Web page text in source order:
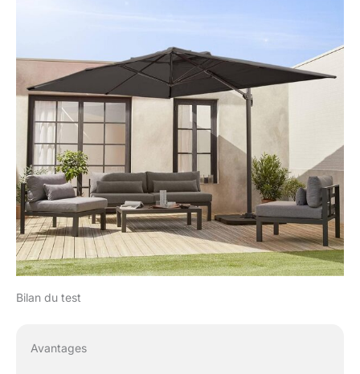
Bilan du test
Avantages